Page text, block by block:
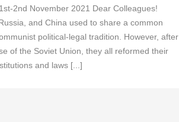
2nd November 2021 Dear Colleagues!
and China used to share a common
political-legal tradition. However, after
of the Soviet Union, they all reformed their
and laws [...]